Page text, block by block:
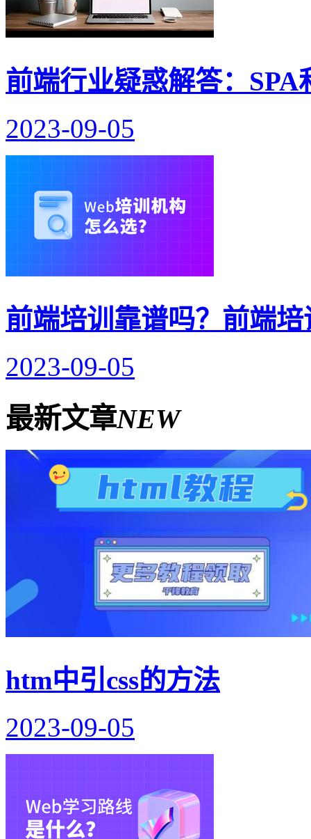
前端行业疑惑解答：
2023-09-05
前端培训靠谱吗？前端
2023-09-05
最新文章NEW
htm中引css的方法
2023-09-05